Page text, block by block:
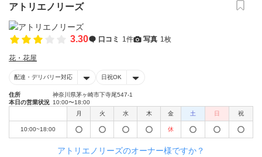
アトリエノリーズ
3.30 口コミ 1件 写真 1枚
花・花屋
配達・デリバリー対応 日祝OK
住所
神奈川県茅ヶ崎市下寺尾547-1
本日の営業状況 10:00〜18:00
月
火 水 木 金 土 日 祝
10:00~18:00 休
アトリエノリーズのオーナー様ですか？